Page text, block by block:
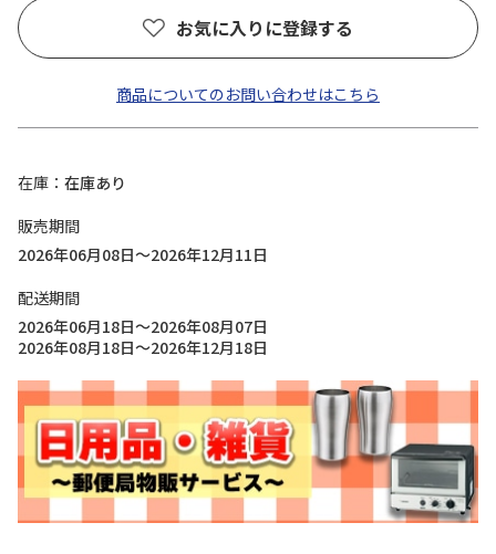
お気に入りに登録する
商品についてのお問い合わせはこちら
在庫
在庫あり
販売期間
2026年06月08日～2026年12月11日
配送期間
2026年06月18日～2026年08月07日
2026年08月18日～2026年12月18日